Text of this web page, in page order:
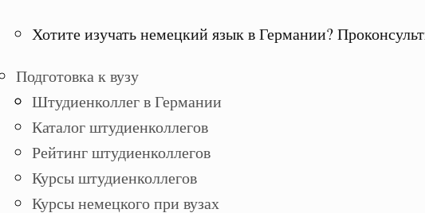
Хотите изучать немецкий язык в Германии?
Подготовка к вузу
Штудиенколлег в Германии
Каталог штудиенколлегов
Рейтинг штудиенколлегов
Курсы штудиенколлегов
Курсы немецкого при вузах